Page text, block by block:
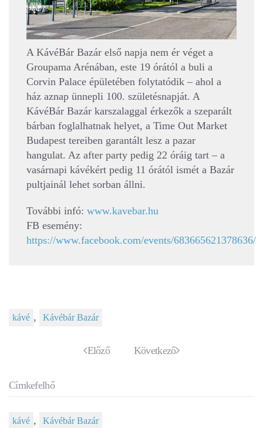
A KávéBár Bazár első napja nem ér véget a
Groupama Arénában, este 19 órától a buli a
Corvin Palace épületében folytatódik – ahol a
ház aznap ünnepli 100. születésnapját. A
KávéBár Bazár karszalaggal érkezők a szeparált
bárban foglalhatnak helyet, a Time Out Market
Budapest tereiben garantált lesz a pazar
hangulat. Az after party pedig 22 óráig tart – a
vasárnapi kávékért pedig 11 órától ismét a Bazár
pultjainál lehet sorban állni.
További infó: www.kavebar.hu
FB esemény:
https://www.facebook.com/events/683665621378636/
kávé , Kávébár Bazár
Előző Következő
Címkefelhő
kávé , Kávébár Bazár